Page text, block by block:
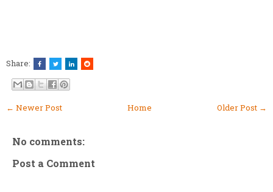
Share:
← Newer Post Older Post →
Home
No comments:
Post a Comment